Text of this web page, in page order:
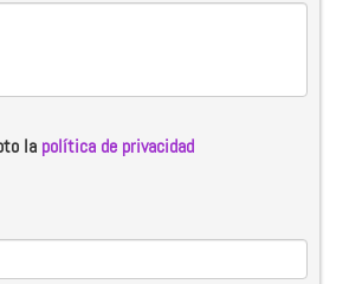
la política de privacidad